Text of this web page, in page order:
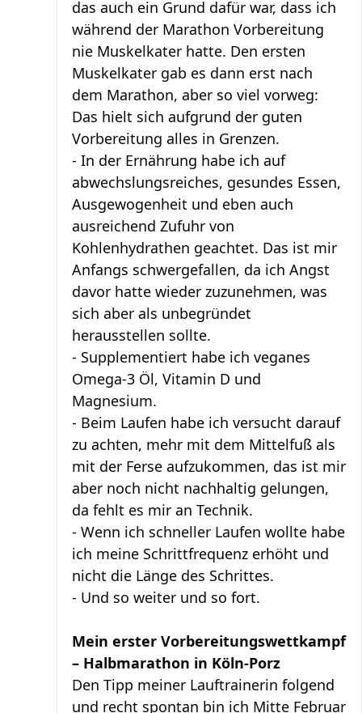
das auch ein Grund dafür war, dass ich
während der Marathon Vorbereitung
nie Muskelkater hatte. Den ersten
Muskelkater gab es dann erst nach
dem Marathon, aber so viel vorweg:
Das hielt sich aufgrund der guten
Vorbereitung alles in Grenzen.
- In der Ernährung habe ich auf
abwechslungsreiches, gesundes Essen,
Ausgewogenheit und eben auch
ausreichend Zufuhr von
Kohlenhydrathen geachtet. Das ist mir
Anfangs schwergefallen, da ich Angst
davor hatte wieder zuzunehmen, was
sich aber als unbegründet
herausstellen sollte.
- Supplementiert habe ich veganes
Omega-3 Öl, Vitamin D und
Magnesium.
- Beim Laufen habe ich versucht darauf
zu achten, mehr mit dem Mittelfuß als
mit der Ferse aufzukommen, das ist mir
aber noch nicht nachhaltig gelungen,
da fehlt es mir an Technik.
- Wenn ich schneller Laufen wollte habe
ich meine Schrittfrequenz erhöht und
nicht die Länge des Schrittes.
- Und so weiter und so fort.
Mein erster Vorbereitungswettkampf
– Halbmarathon in Köln-Porz
Den Tipp meiner Lauftrainerin folgend
und recht spontan bin ich Mitte Februar